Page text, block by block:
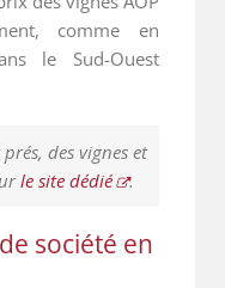
comme en
le Sud-Ouest
des vignes et
le site dédié .
société en